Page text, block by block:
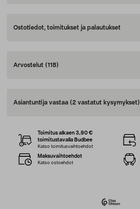
Ostotiedot, toimitukset ja palautukset
Arvostelut (118)
Asiantuntija vastaa (2 vastatut kysymykset)
Toimitus alkaen 3,90 €
toimitustavalla Budbee
Katso toimitusvaihtoehdot
Maksuvaihtoehdot
Katso ostoehdot